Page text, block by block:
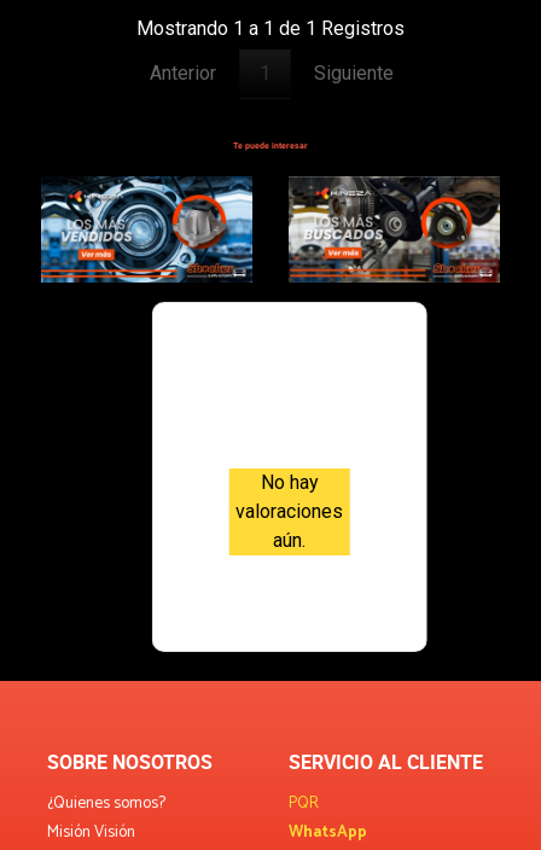
Mostrando 1 a 1 de 1 Registros
Anterior
1 Siguiente
Te puede interesar
No hay
valoraciones
aún.
SOBRE NOSOTROS
¿Quienes somos?
Misión Visión
SERVICIO AL CLIENTE
PQR
WhatsApp